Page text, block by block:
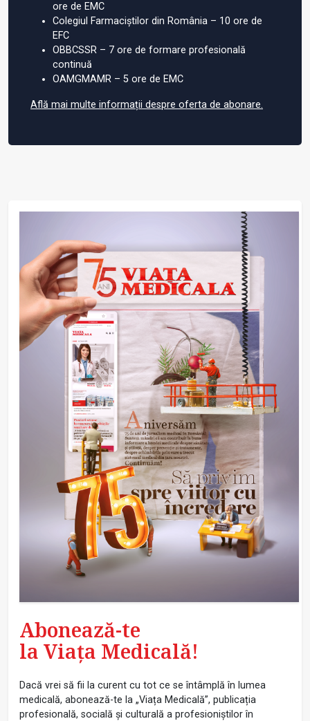
ore de EMC
Colegiul Farmaciștilor din România – 10 ore de
EFC
OBBCSSR – 7 ore de formare profesională
continuă
OAMGMAMR – 5 ore de EMC
Află mai multe informații despre oferta de abonare.
Abonează-te
la Viața Medicală!
Dacă vrei să fii la curent cu tot ce se întâmplă în lumea
medicală, abonează-te la „Viața Medicală”, publicația
profesională, socială și culturală a profesioniștilor în